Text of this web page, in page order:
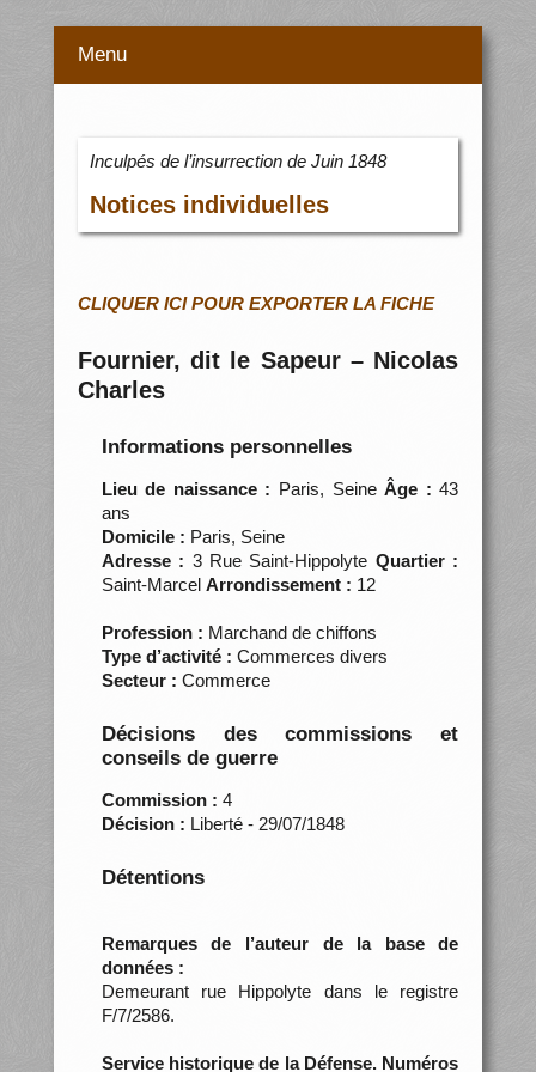
Menu
Inculpés de l’insurrection de Juin 1848
Notices individuelles
CLIQUER ICI POUR EXPORTER LA FICHE
Fournier, dit le Sapeur – Nicolas
Charles
Informations personnelles
Lieu de naissance : Paris, SeineÂge : 43
ans
Domicile : Paris, Seine
Adresse : 3 Rue Saint-Hippolyte Quartier :
Saint-Marcel Arrondissement : 12
Profession : Marchand de chiffons
Type d’activité : Commerces divers
Secteur : Commerce
Décisions des commissions et
conseils de guerre
Commission : 4
Décision : Liberté - 29/07/1848
Détentions
Remarques de l’auteur de la base de
données :
Demeurant rue Hippolyte dans le registre
F/7/2586.
Service historique de la Défense. Numéros